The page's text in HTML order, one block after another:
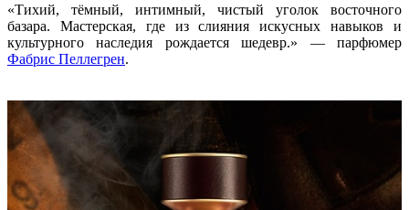
«Тихий, тёмный, интимный, чистый уголок восточного
базара. Мастерская, где из слияния искусных навыков и
культурного наследия рождается шедевр.» — парфюмер
Фабрис Пеллегрен.